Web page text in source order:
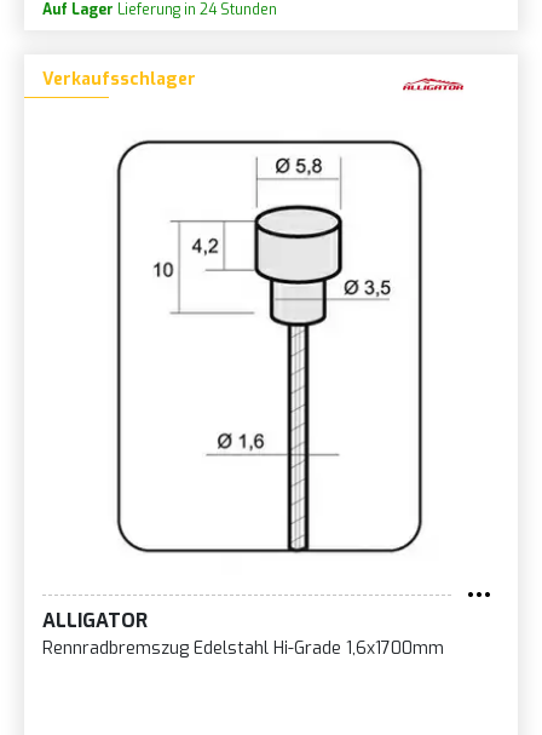
Auf Lager Lieferung in 24 Stunden
Verkaufsschlager
ALLIGATOR
Rennradbremszug Edelstahl Hi-Grade 1,6x1700mm